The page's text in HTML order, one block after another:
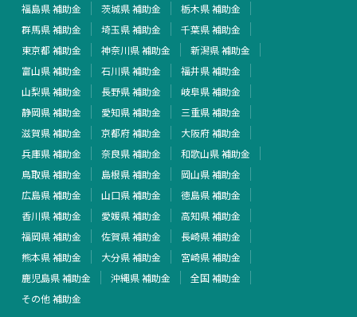
福島県 補助金
茨城県 補助金
栃木県 補助金
群馬県 補助金
埼玉県 補助金
千葉県 補助金
東京都 補助金
神奈川県 補助金
新潟県 補助金
富山県 補助金
石川県 補助金
福井県 補助金
山梨県 補助金
長野県 補助金
岐阜県 補助金
静岡県 補助金
愛知県 補助金
三重県 補助金
滋賀県 補助金
京都府 補助金
大阪府 補助金
兵庫県 補助金
奈良県 補助金
和歌山県 補助金
鳥取県 補助金
島根県 補助金
岡山県 補助金
広島県 補助金
山口県 補助金
徳島県 補助金
香川県 補助金
愛媛県 補助金
高知県 補助金
福岡県 補助金
佐賀県 補助金
長崎県 補助金
熊本県 補助金
大分県 補助金
宮崎県 補助金
鹿児島県 補助金
沖縄県 補助金
全国 補助金
その他 補助金